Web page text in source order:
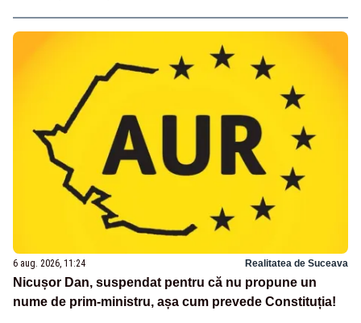
6 aug. 2026, 11:24 Realitatea de Suceava
Nicușor Dan, suspendat pentru că nu propune un
nume de prim-ministru, așa cum prevede Constituția!